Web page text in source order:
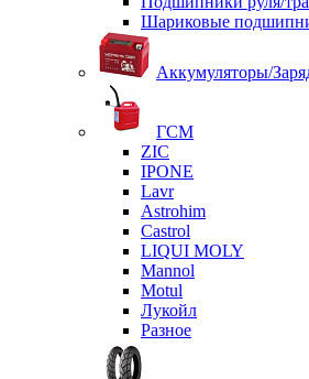
Шариковые
Аккумуляторы/
ГСМ
ZIC
IPONE
Lavr
Astrohim
Castrol
LIQUI MOLY
Mannol
Motul
Лукойл
Разное